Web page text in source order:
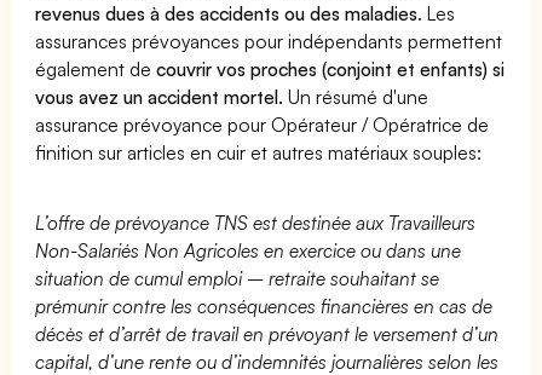
revenus dues à des accidents ou des maladies. Les
assurances prévoyances pour indépendants permettent
également decouvrir vos proches (conjoint et enfants) si
vous avez un accident mortel. Un résumé d'une
assurance prévoyance pour Opérateur / Opératrice de
finition sur articles en cuir et autres matériaux souples:
L’offre de prévoyance TNS est destinée aux Travailleurs
Non-Salariés Non Agricoles en exercice ou dans une
situation de cumul emploi – retraite souhaitant se
prémunir contre les conséquences financières en cas de
décès et d’arrêt de travail en prévoyant le versement d’un
capital, d’une rente ou d’indemnités journalières selon les